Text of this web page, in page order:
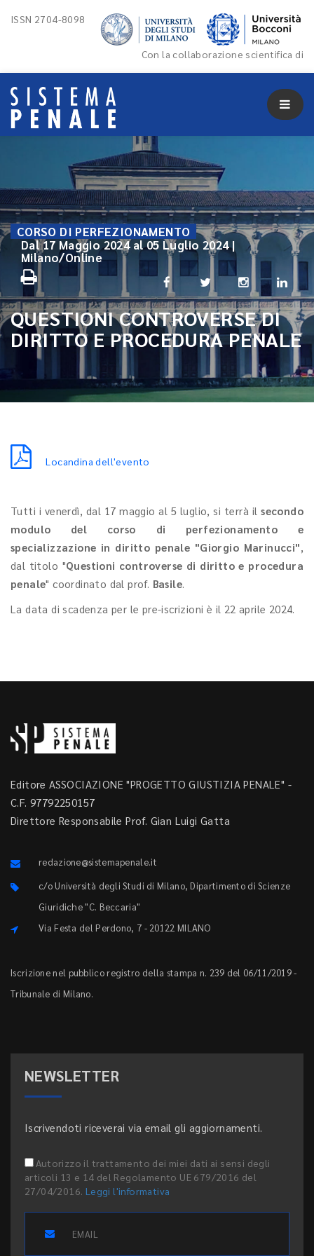
ISSN 2704-8098
Con la collaborazione scientifica di
CORSO DI PERFEZIONAMENTO
Dal 17 Maggio 2024 al 05 Luglio 2024 |
Milano/Online
QUESTIONI CONTROVERSE DI
DIRITTO E PROCEDURA PENALE
Locandina dell'evento
Tutti i venerdì, dal 17 maggio al 5 luglio, si terrà ilsecondo
modulo del corso di perfezionamento e
specializzazione in diritto penale "Giorgio Marinucci",
dal titolo "Questioni controverse di diritto e procedura
penale" coordinato dal prof. Basile.
La data di scadenza per le pre-iscrizioni è il 22 aprile 2024.
Editore ASSOCIAZIONE "PROGETTO GIUSTIZIA PENALE" -
C.F. 97792250157
Direttore Responsabile Prof. Gian Luigi Gatta
redazione@sistemapenale.it
c/o Università degli Studi di Milano, Dipartimento di Scienze
Giuridiche "C. Beccaria"
Via Festa del Perdono, 7 - 20122 MILANO
Iscrizione nel pubblico registro della stampa n. 239 del 06/11/2019 -
Tribunale di Milano.
NEWSLETTER
Iscrivendoti riceverai via email gli aggiornamenti.
Autorizzo il trattamento dei miei dati ai sensi degli
articoli 13 e 14 del Regolamento UE 679/2016 del
27/04/2016. Leggi l'informativa